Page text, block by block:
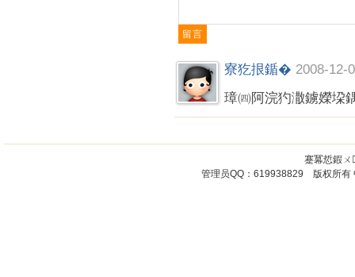
寮犵拫鍎� 2008-12-
璋㈣阿浣犳潵鐪嬫垜
蹇冪悊鍜
管理员QQ：619938829 版权所有